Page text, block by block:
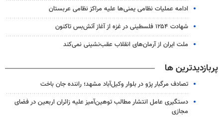
ادامه عملیات نظامی یمنی‌ها علیه مراکز نظامی عربستان
شهادت ۱۲۵۴ فلسطینی در غزه از آغاز آتش‌بس تاکنون
ملت ایران از آرمان‌های انقلاب عقب‌نشینی نمی‌کند
پربازدیدترین ها
تصادف مرگبار پژو در بلوار وکیل‌آباد مشهد؛ راننده جان باخت
دستگیری عامل انتشار مطالب توهین‌آمیز علیه زائران اربعین در فضای
مجازی